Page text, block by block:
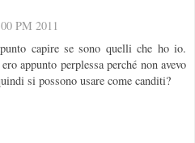
PM 2011
capire se sono quelli che ho io.
appunto perplessa perché non avevo
si possono usare come canditi?